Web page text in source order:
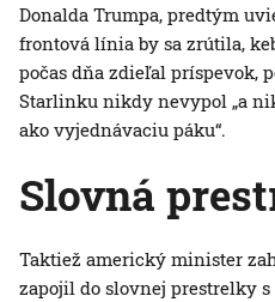
Donalda Trumpa, predtým
frontová línia by sa zrútila,
počas dňa zdieľal príspevok,
Starlinku nikdy nevypol „a
ako vyjednávaciu páku“.
Slovná
Taktiež americký minister
zapojil do slovnej prestrelky